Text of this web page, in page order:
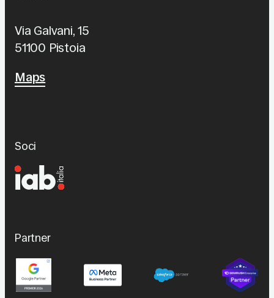
Via Galvani, 15
51100 Pistoia
Maps
Soci
Partner